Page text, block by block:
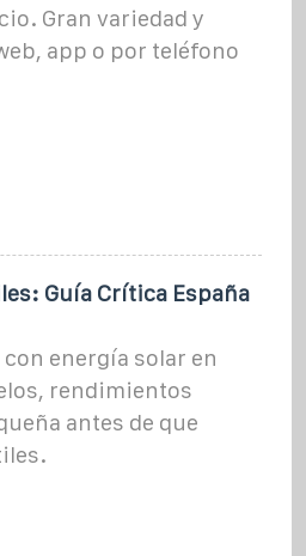
Gran variedad y
app o por teléfono
Guía Crítica España
energía solar en
rendimientos
antes de que